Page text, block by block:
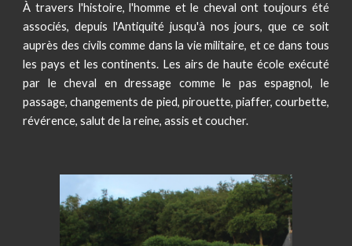
À travers l'histoire, l'homme et le cheval ont toujours été
associés, depuis l'Antiquité jusqu'à nos jours, que ce soit
auprès des civils comme dans la vie militaire, et ce dans tous
les pays et les continents. Les airs de haute école exécuté
par le cheval en dressage comme le pas espagnol, le
passage, changements de pied, pirouette, piaffer, courbette,
révérence, salut de la reine, assis et coucher.